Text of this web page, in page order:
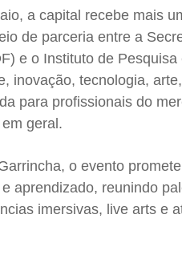
a capital recebe mais
de parceria entre a
e o Instituto de
inovação, tecnologia,
para profissionais do
geral.
o evento
aprendizado, reunindo
imersivas, live arts e